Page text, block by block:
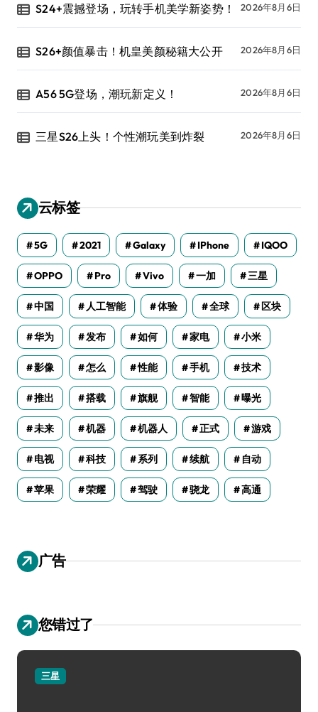
S24+震撼登场，玩转手机美学新姿势！ 2026年8月6日
S26+颜值暴击！机皇美颜秘籍大公开 2026年8月6日
A56 5G登场，潮玩新定义！ 2026年8月6日
三星S26上头！个性潮玩美到炸裂 2026年8月6日
云标签
5G 2021 Galaxy IPhone IQOO
OPPO Pro Vivo 一加 三星
中国 人工智能 体验 全球 区块
华为 发布 如何 家电 小米
影像 怎么 性能 手机 技术
推出 搭载 旗舰 智能 曝光
未来 机器 机器人 正式 游戏
电视 科技 系列 续航 自动
苹果 荣耀 驾驶 骁龙 高通
广告
您错过了
三星